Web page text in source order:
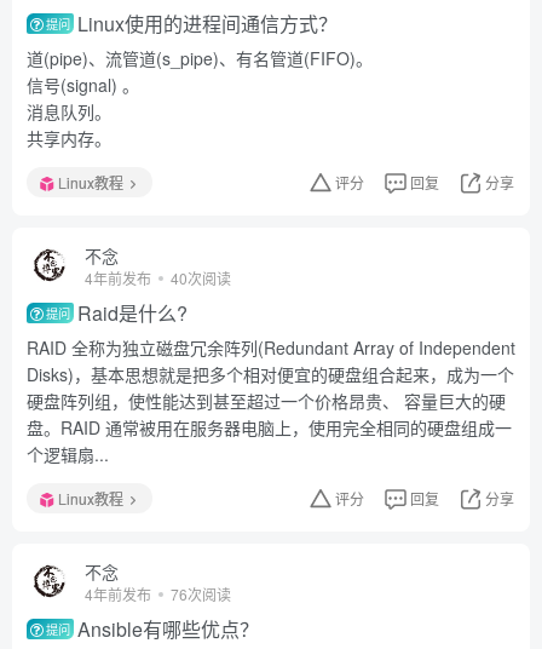
提问 Linux使用的进程间通信方式？
道(pipe)、流管道(s_pipe)、有名管道(FIFO)。
信号(signal) 。
消息队列。
共享内存。
Linux教程 评分 回复 分享
不念
4年前发布 40次阅读
提问 Raid是什么?
RAID 全称为独立磁盘冗余阵列(Redundant Array of Independent
Disks)，基本思想就是把多个相对便宜的硬盘组合起来，成为一个
硬盘阵列组，使性能达到甚至超过一个价格昂贵、 容量巨大的硬
盘。RAID 通常被用在服务器电脑上，使用完全相同的硬盘组成一
个逻辑扇...
Linux教程 评分 回复 分享
不念
4年前发布 76次阅读
提问 Ansible有哪些优点？